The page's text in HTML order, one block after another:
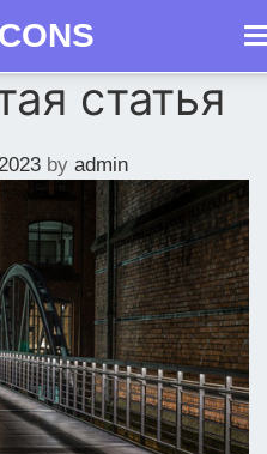
Вопросы
статья
by admin